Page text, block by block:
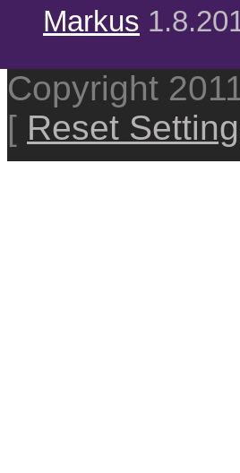
Markus
Copyright
[ Reset